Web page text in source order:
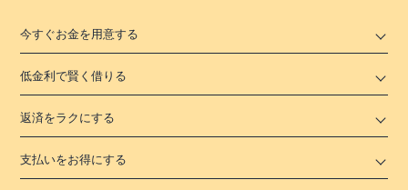
今すぐお金を用意する
低金利で賢く借りる
返済をラクにする
支払いをお得にする